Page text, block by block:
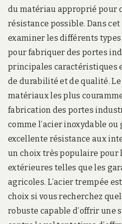
du matériau approprié pour
résistance possible. Dans
examiner les différents
pour fabriquer des portes
principales caractéristiques
de durabilité et de qualité. Le
matériaux les plus
fabrication des portes
comme l’acier inoxydable
excellente résistance aux
un choix très populaire pour
extérieures telles que les
agricoles. L’acier trempée
choix si vous recherchez
robuste capable d’offrir une